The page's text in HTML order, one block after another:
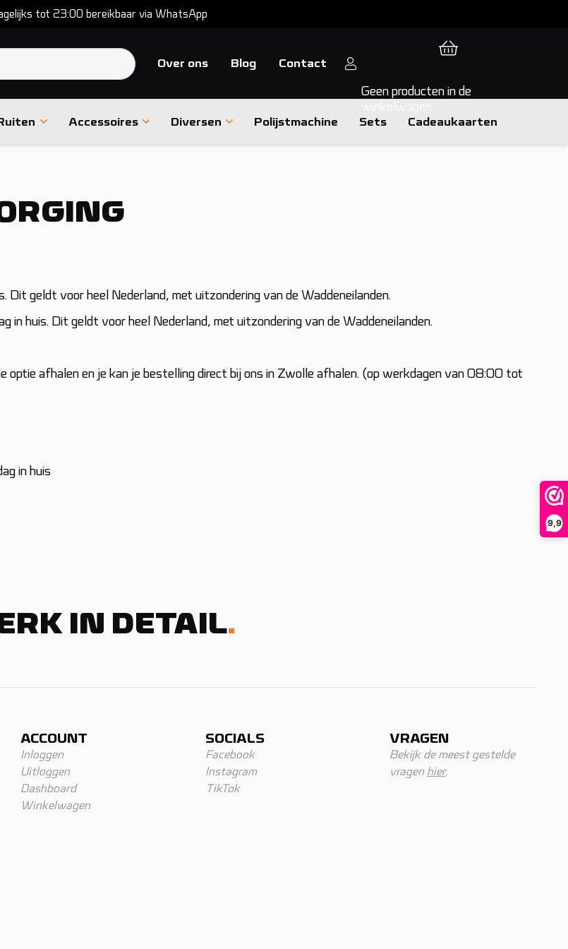
9,9
tot 23:00 bereikbaar via WhatsApp
Over ons Blog Contact
Geen producten in de
Accessoires Diversen Polijstmachine Sets Cadeaukaarten
geldt voor heel Nederland, met uitzondering van de Waddeneilanden.
huis. Dit geldt voor heel Nederland, met uitzondering van de Waddeneilanden.
optie afhalen en je kan je bestelling direct bij ons in Zwolle afhalen. (op werkdagen van 08:00 tot
in huis
IN DETAIL.
ACCOUNT
Inloggen
Uitloggen
Dashboard
Winkelwagen
SOCIALS
Facebook
Instagram
TikTok
VRAGEN
Bekijk de meest gestelde
vragen hier.